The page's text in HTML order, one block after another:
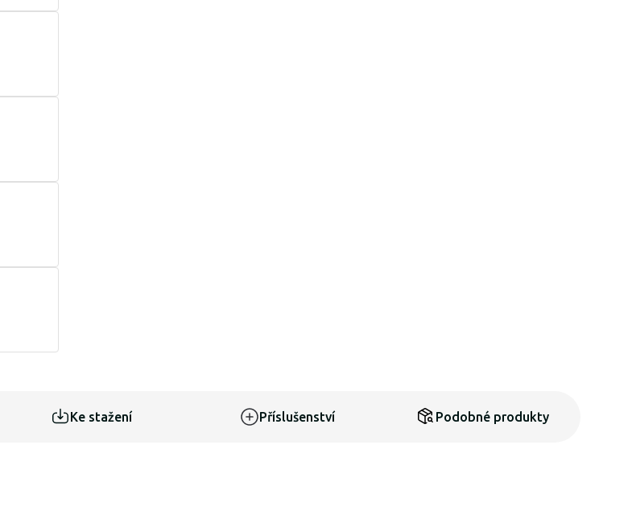
Ke stažení Příslušenství Podobné produkty